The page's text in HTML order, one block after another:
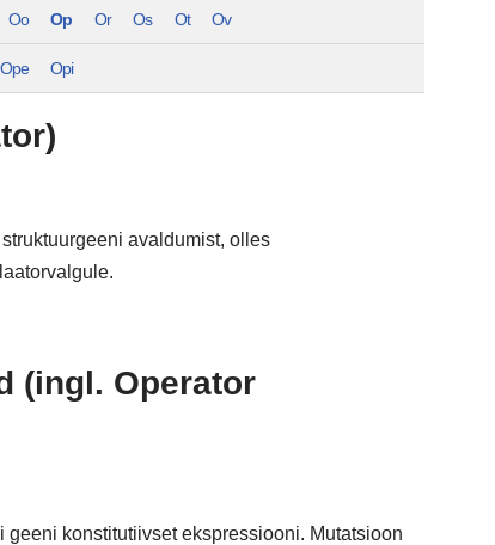
Oo Op Or Os Ot Ov
Ope Opi
avaldumist, olles
(ingl. Operator
konstitutiivset ekspressiooni. Mutatsioon